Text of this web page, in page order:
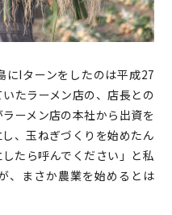
にIターンをしたのは平成27
たラーメン店の、店長との
ーメン店の本社から出資を
、玉ねぎづくりを始めたん
たら呼んでください」と私
、まさか農業を始めるとは